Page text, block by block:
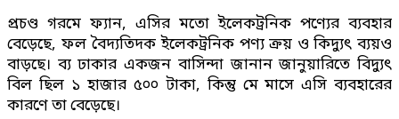
প্রচণ্ড গরমে ফ্যান, এসির মতো ইলেকট্রনিক পণ্যের ব্যবহার
বেড়েছে, ফল বৈদ্যতিদক ইলেকট্রনিক পণ্য ক্রয় ও কিদ্যুৎ ব্যয়ও
বাড়ছে। ব্য ঢাকার একজন বাসিন্দা জানান জানুয়ারিতে বিদ্যুৎ
বিল ছিল ১ হাজার ৫০০ টাকা, কিন্তু মে মাসে এসি ব্যবহারের
কারণে তা বেড়েছে।